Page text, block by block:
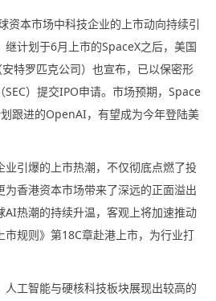
资本市场中科技企业的上市动向持续引
计划于6月上市的SpaceX之后，美国
特罗匹克公司）也宣布，已以保密形
）提交IPO申请。市场预期，Space
跟进的OpenAI，有望成为今年登陆美
业引爆的上市热潮，不仅彻底点燃了投
香港资本市场带来了深远的正面溢出
AI热潮的持续升温，客观上将加速推动
规则》第18C章赴港上市，为行业打
人工智能与硬核科技板块展现出较高的